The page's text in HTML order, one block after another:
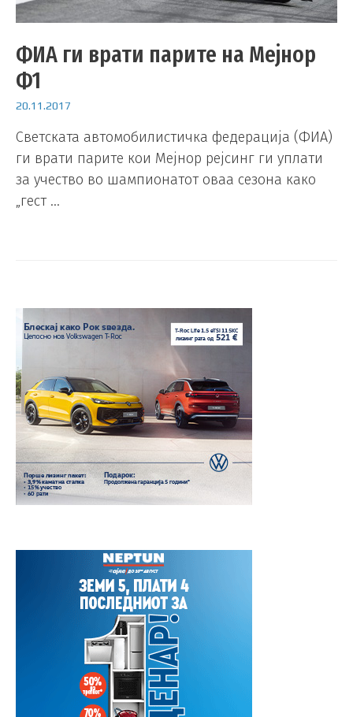
ФИА ги врати парите на Мејнор
Ф1
20.11.2017
Светската автомобилистичка федерација (ФИА)
ги врати парите кои Мејнор рејсинг ги уплати
за учество во шампионатот оваа сезона како
„гест …